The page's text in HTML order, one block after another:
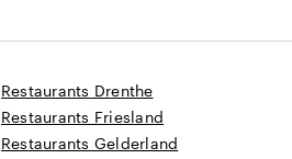
Restaurants Drenthe
Restaurants Friesland
Restaurants Gelderland